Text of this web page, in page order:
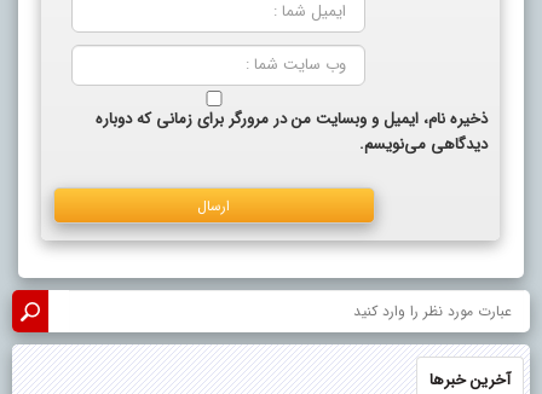
ذخیره نام، ایمیل و وبسایت من در مرورگر برای زمانی که دوباره
دیدگاهی می‌نویسم.
آخرین خبرها